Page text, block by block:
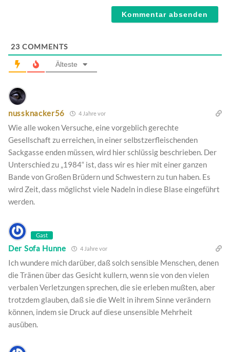
23 COMMENTS
Älteste
nussknacker56 4 Jahre vor
Wie alle woken Versuche, eine vorgeblich gerechte
Gesellschaft zu erreichen, in einer selbstzerfleischenden
Sackgasse enden müssen, wird hier schlüssig beschrieben. Der
Unterschied zu „1984“ ist, dass wir es hier mit einer ganzen
Bande von Großen Brüdern und Schwestern zu tun haben. Es
wird Zeit, dass möglichst viele Nadeln in diese Blase eingeführt
werden.
Gast
Der Sofa Hunne 4 Jahre vor
Ich wundere mich darüber, daß solch sensible Menschen, denen
die Tränen über das Gesicht kullern, wenn sie von den vielen
verbalen Verletzungen sprechen, die sie erleben mußten, aber
trotzdem glauben, daß sie die Welt in ihrem Sinne verändern
können, indem sie Druck auf diese unsensible Mehrheit
ausüben.